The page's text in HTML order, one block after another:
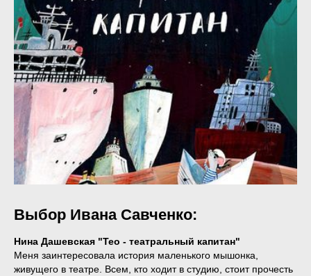
Выбор Ивана Савченко:
Нина Дашевская "Тео - театральный капитан"
Меня заинтересовала история маленького мышонка,
живущего в театре. Всем, кто ходит в студию, стоит прочесть